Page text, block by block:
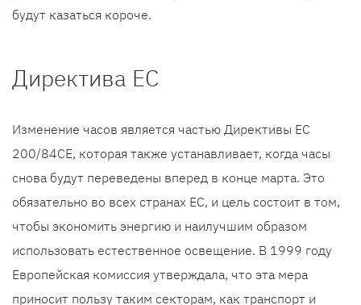
будут казаться короче.
Директива ЕС
Изменение часов является частью Директивы ЕС
200/84CE, которая также устанавливает, когда часы
снова будут переведены вперед в конце марта. Это
обязательно во всех странах ЕС, и цель состоит в том,
чтобы экономить энергию и наилучшим образом
использовать естественное освещение. В 1999 году
Европейская комиссия утверждала, что эта мера
приносит пользу таким секторам, как транспорт и